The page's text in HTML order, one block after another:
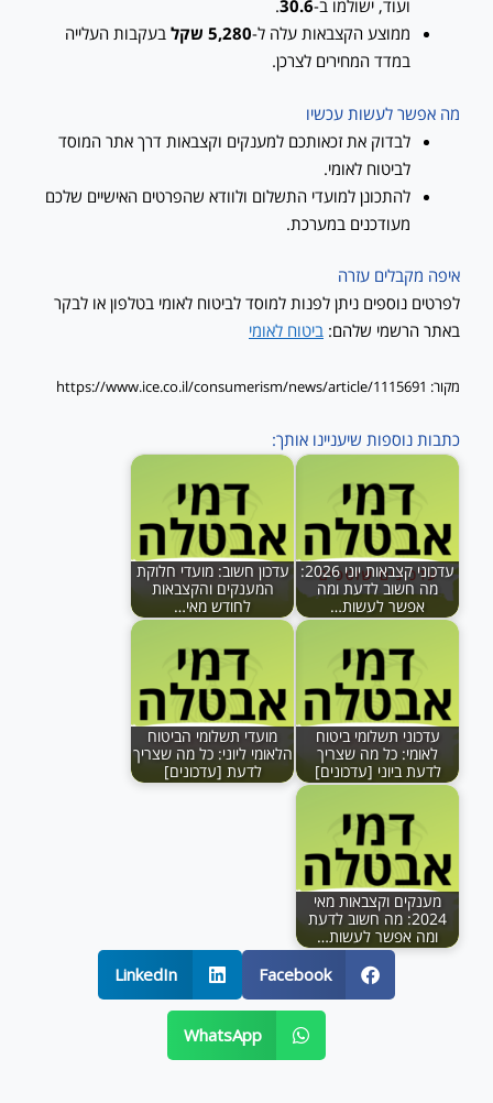
ועוד, ישולמו ב-30.6
.
ממוצע הקצבאות עלה ל-5,280 שקל
בעקבות העלייה
במדד המחירים לצרכן.
מה אפשר לעשות עכשיו
לבדוק את זכאותכם למענקים וקצבאות דרך אתר המוסד
לביטוח לאומי.
להתכונן למועדי התשלום ולוודא שהפרטים האישיים שלכם
מעודכנים במערכת.
איפה מקבלים עזרה
לפרטים נוספים ניתן לפנות למוסד לביטוח לאומי בטלפון או לבקר
באתר הרשמי שלהם: ביטוח לאומי
מקור: https://www.ice.co.il/consumerism/news/article/1115691
כתבות נוספות שיעניינו אותך:
עדכוני קצבאות יוני 2026:
מה חשוב לדעת ומה
אפשר לעשות…
עדכון חשוב: מועדי חלוקת
המענקים והקצבאות
לחודש מאי…
עדכוני תשלומי ביטוח
לאומי: כל מה שצריך
לדעת ביוני [עדכונים]
מועדי תשלומי הביטוח
הלאומי ליוני: כל מה שצריך
לדעת [עדכונים]
מענקים וקצבאות מאי
2024: מה חשוב לדעת
ומה אפשר לעשות…
Facebook
LinkedIn
WhatsApp